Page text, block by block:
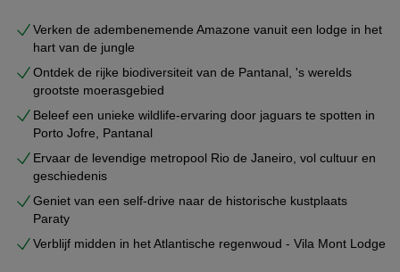
Verken de adembenemende Amazone vanuit een lodge in het
hart van de jungle
Ontdek de rijke biodiversiteit van de Pantanal, 's werelds
grootste moerasgebied
Beleef een unieke wildlife-ervaring door jaguars te spotten in
Porto Jofre, Pantanal
Ervaar de levendige metropool Rio de Janeiro, vol cultuur en
geschiedenis
Geniet van een self-drive naar de historische kustplaats
Paraty
Verblijf midden in het Atlantische regenwoud - Vila Mont Lodge